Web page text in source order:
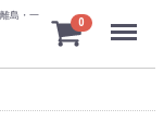
島・一
0 Menu